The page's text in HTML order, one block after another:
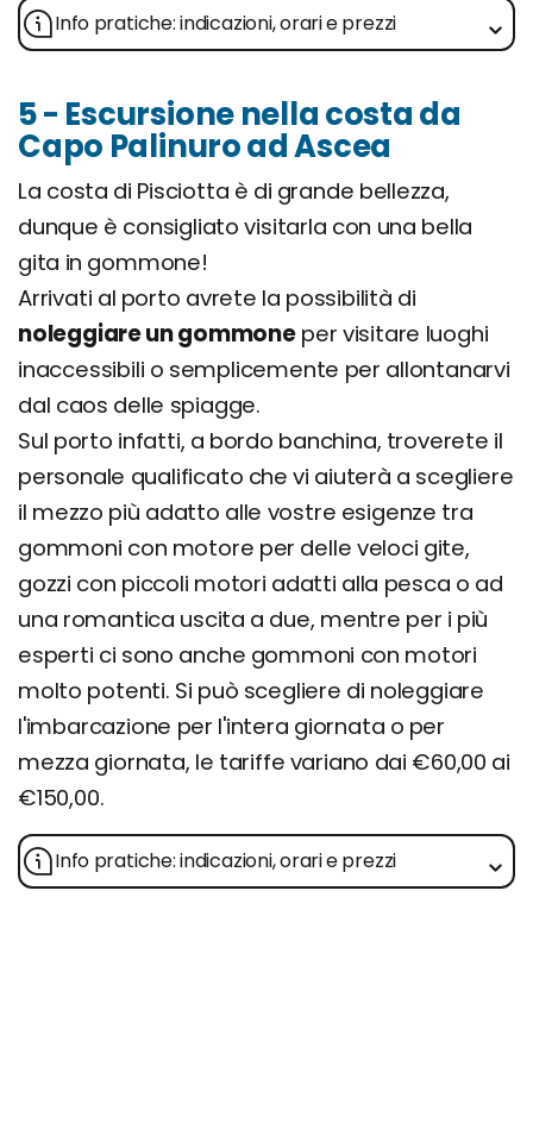
Info pratiche: indicazioni, orari e prezzi
5 - Escursione nella costa da
Capo Palinuro ad Ascea
La costa di Pisciotta è di grande bellezza,
dunque è consigliato visitarla con una bella
gita in gommone!
Arrivati al porto avrete la possibilità di
noleggiare un gommoneper visitare luoghi
inaccessibili o semplicemente per allontanarvi
dal caos delle spiagge.
Sul porto infatti, a bordo banchina, troverete il
personale qualificato che vi aiuterà a scegliere
il mezzo più adatto alle vostre esigenze tra
gommoni con motore per delle veloci gite,
gozzi con piccoli motori adatti alla pesca o ad
una romantica uscita a due, mentre per i più
esperti ci sono anche gommoni con motori
molto potenti. Si può scegliere di noleggiare
l'imbarcazione per l'intera giornata o per
mezza giornata, le tariffe variano dai €60,00 ai
€150,00.
Info pratiche: indicazioni, orari e prezzi